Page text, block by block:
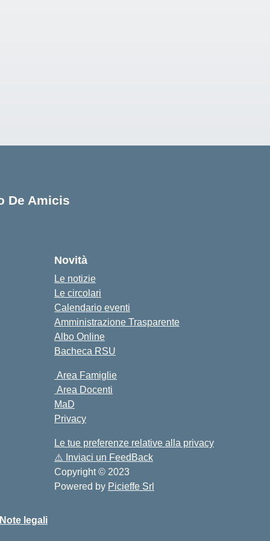
De Amicis
Novità
Le notizie
Le circolari
Calendario eventi
Amministrazione Trasparente
Albo Online
Bacheca RSU
Area Famiglie
Area Docenti
MaD
Privacy
Le tue preferenze relative alla privacy
⚠️ Inviaci un FeedBack
Copyright © 2023
Powered by Picieffe Srl
Note legali